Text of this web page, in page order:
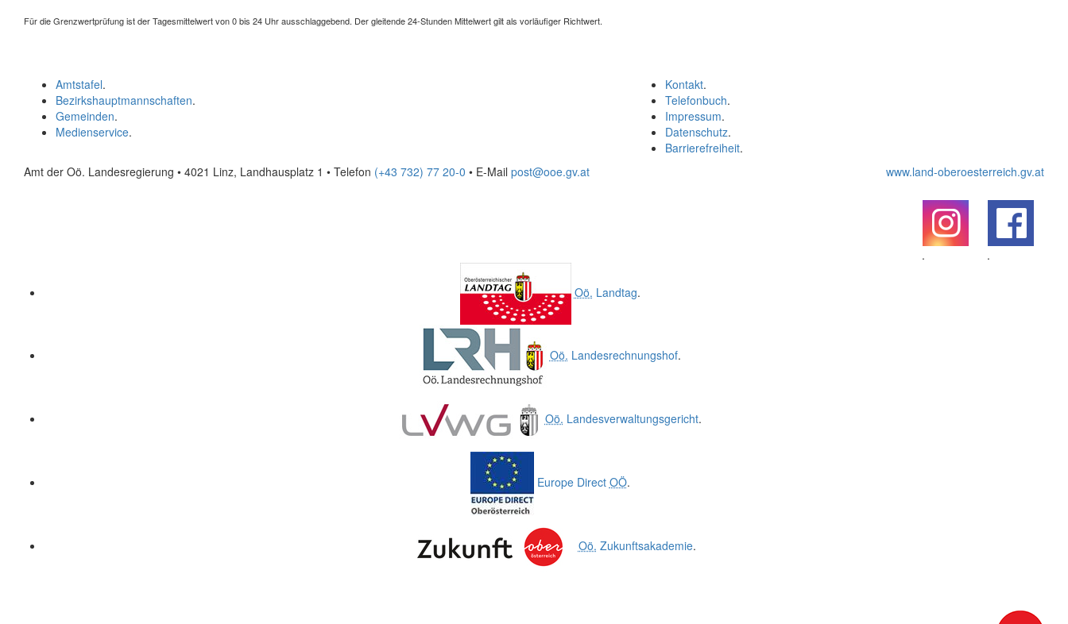
Für die Grenzwertprüfung ist der Tagesmittelwert von 0 bis 24 Uhr ausschlaggebend. Der gleitende 24-Stunden Mittelwert gilt als vorläufiger Richtwert.
Kontakt.
Telefonbuch.
Impressum.
Datenschutz.
Barrierefreiheit.
Amtstafel.
Bezirkshauptmannschaften.
Gemeinden.
Medienservice.
Amt der Oö. Landesregierung • 4021 Linz, Landhausplatz 1 • Telefon (+43 732) 77 20-0 • E-Mail post@ooe.gv.at www.land-oberoesterreich.gv.at
.
.
Oö. Landtag.
Oö. Landesrechnungshof.
Oö. Landesverwaltungsgericht.
Europe Direct OÖ.
Oö. Zukunftsakademie.